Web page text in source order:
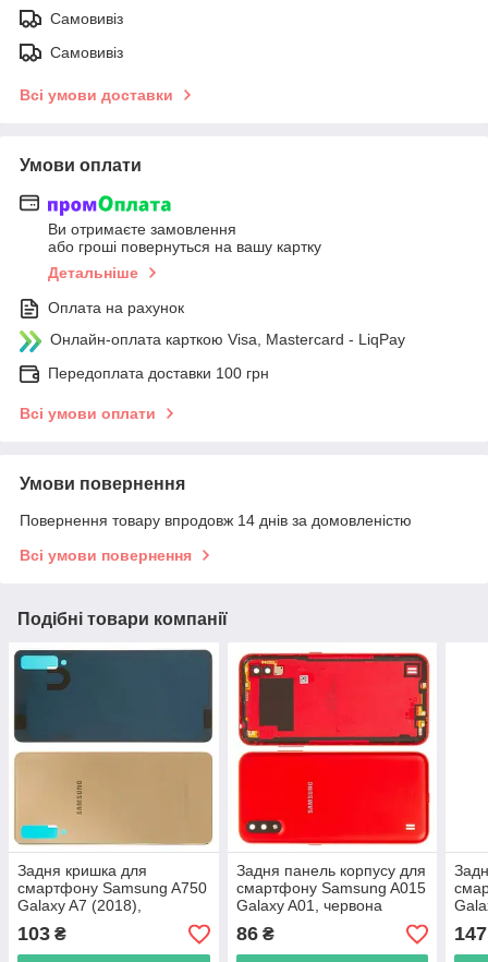
Самовивіз
Самовивіз
Всі умови доставки
Умови оплати
Ви отримаєте замовлення
або гроші повернуться на вашу картку
Детальніше
Оплата на рахунок
Онлайн-оплата карткою Visa, Mastercard - LiqPay
Передоплата доставки 100 грн
Всі умови оплати
Умови повернення
Повернення товару впродовж 14 днів за домовленістю
Всі умови повернення
Подібні товари компанії
Задня кришка для
смартфону Samsung A750
Galaxy A7 (2018),
золотиста
103 ₴
Задня панель корпусу для
смартфону Samsung A015
Galaxy A01, червона
86₴ 147